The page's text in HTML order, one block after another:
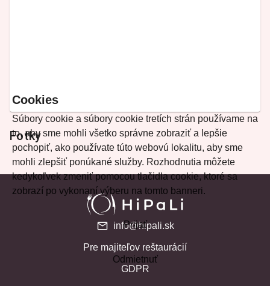
Fotky
Cookies
Súbory cookie a súbory cookie tretích strán používame na
to, aby sme mohli všetko správne zobraziť a lepšie
pochopiť, ako používate túto webovú lokalitu, aby sme
mohli zlepšiť ponúkané služby. Rozhodnutia môžete
kedykoľvek zmeniť pomocou tlačidla cookie, ktoré sa
zobrazí po vykonaní výberu na tomto banneri.
Prijať
Odmietnuť
info@hipali.sk
Pre majiteľov reštaurácií
GDPR